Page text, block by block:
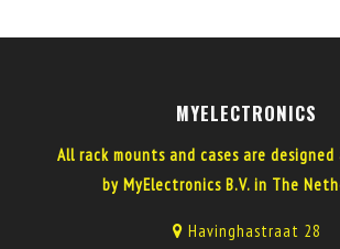
MYELECTRONICS
All rack mounts and cases are
by MyElectronics B.V. in The
Havinghastraat 28